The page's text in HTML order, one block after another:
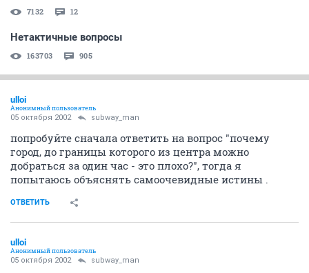
7132 12
Нетактичные вопросы
163703 905
ulloi
Анонимный пользователь
05 октября 2002 subway_man
попробуйте сначала ответить на вопрос "почему
город, до границы которого из центра можно
добраться за один час - это плохо?", тогда я
попытаюсь объяснять самоочевидные истины .
ОТВЕТИТЬ
ulloi
Анонимный пользователь
05 октября 2002 subway_man